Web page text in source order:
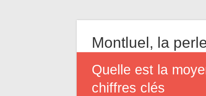
Montluel, la
Quelle est la
chiffres clés